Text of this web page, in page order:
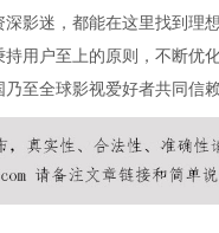
影迷，都能在这里找到理
用户至上的原则，不断优
至全球影视爱好者共同信